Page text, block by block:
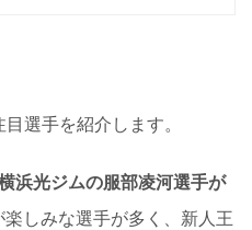
選手を紹介します。
浜光ジムの服部凌河選手が
しみな選手が多く、新人王